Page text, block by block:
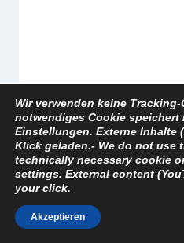
Wir verwenden keine
notwendiges Cookie speichert
Einstellungen. Externe Inhalte
Klick geladen.- We do not use
technically necessary cookie
settings. External content
your click.
Akzeptieren